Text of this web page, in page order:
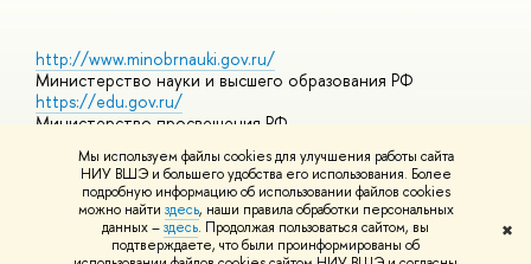
Мы используем файлы cookies для улучшения работы сайта
НИУ ВШЭ и большего удобства его использования. Более
подробную информацию об использовании файлов cookies
можно найти здесь, наши правила обработки персональных
данных –здесь. Продолжая пользоваться сайтом, вы
подтверждаете, что были проинформированы об
✖
http://www.minobrnauki.gov.ru/
Министерство науки и высшего образования РФ
https://edu.gov.ru/
Министерство просвещения РФ
https://elearning.hse.ru/mooc
Массовые открытые онлайн-курсы
© НИУ ВШЭ 1993–2026 Адреса и контактыУсловия
использования материалов Политика конфиденциальности